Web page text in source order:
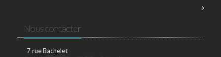
Nous contacter
7 rue Bachelet